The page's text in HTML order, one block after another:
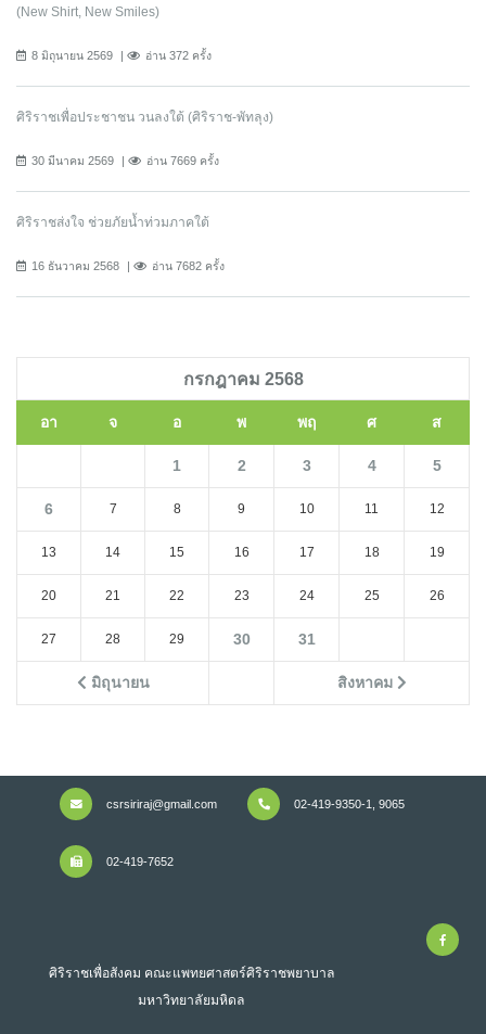
(New Shirt, New Smiles)
8 มิถุนายน 2569 อ่าน 372 ครั้ง
ศิริราชเพื่อประชาชน วนลงใต้ (ศิริราช-พัทลุง)
30 มีนาคม 2569 อ่าน 7669 ครั้ง
ศิริราชส่งใจ ช่วยภัยน้ำท่วมภาคใต้
16 ธันวาคม 2568 อ่าน 7682 ครั้ง
กรกฎาคม 2568
อา จ อ พ พฤ ศ ส
มิถุนายน สิงหาคม
1 2 3 4 5
6 7 8 9 10 11 12
13 14 15 16 17 18 19
20 21 22 23 24 25 26
27 28 29 30 31
csrsiriraj@gmail.com 02-419-9350-1, 9065
02-419-7652
ศิริราชเพื่อสังคม คณะแพทยศาสตร์ศิริราชพยาบาล
มหาวิทยาลัยมหิดล